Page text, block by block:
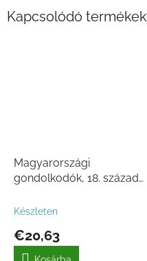
Kapcsolódó termékek
Magyarországi
gondolkodók, 18. század
II.
Készleten
€20,63